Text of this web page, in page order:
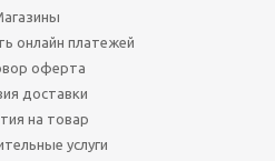
онлайн платежей
оферта
доставки
на товар
услуги